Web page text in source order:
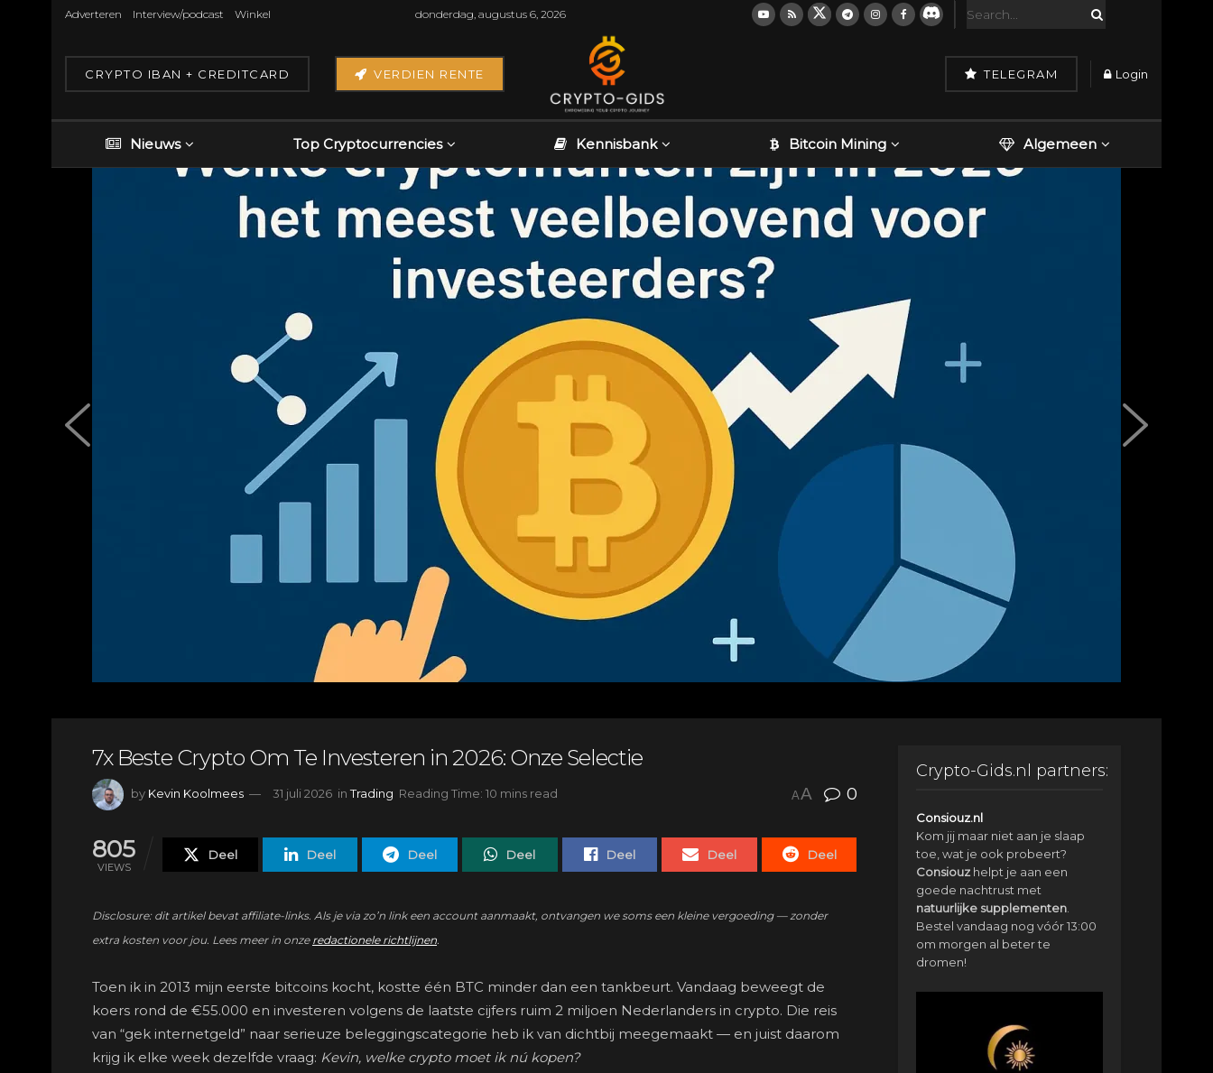
Adverteren Interview/podcast Winkel donderdag, augustus 6, 2026
CRYPTO IBAN + CREDITCARD VERDIEN RENTE TELEGRAM Login
Nieuws Top Cryptocurrencies Kennisbank Bitcoin Mining Algemeen
7x Beste Crypto Om Te Investeren in 2026: Onze Selectie
by Kevin Koolmees 31 juli 2026 in Trading Reading Time: 10 mins read AA 0
805
VIEWS
Deel Deel Deel Deel Deel Deel Deel
Disclosure: dit artikel bevat affiliate-links. Als je via zo’n link een account aanmaakt, ontvangen we soms een kleine vergoeding — zonder
extra kosten voor jou. Lees meer in onze redactionele richtlijnen.
Toen ik in 2013 mijn eerste bitcoins kocht, kostte één BTC minder dan een tankbeurt. Vandaag beweegt de
koers rond de €55.000 en investeren volgens de laatste cijfers ruim 2 miljoen Nederlanders in crypto. Die reis
van “gek internetgeld” naar serieuze beleggingscategorie heb ik van dichtbij meegemaakt — en juist daarom
krijg ik elke week dezelfde vraag: Kevin, welke crypto moet ik nú kopen?
Crypto-Gids.nl partners:
Consiouz.nl
Kom jij maar niet aan je slaap
toe, wat je ook probeert?
Consiouzhelpt je aan een
goede nachtrust met
natuurlijke supplementen.
Bestel vandaag nog vóór 13:00
om morgen al beter te
dromen!